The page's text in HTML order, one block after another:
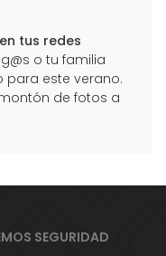
tus redes
o tu familia
para este verano.
de fotos a
SEGURIDAD